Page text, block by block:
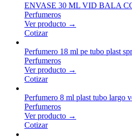
ENVASE 30 ML VID BALA
Perfumeros
Ver producto →
Cotizar
Perfumero 18 ml pe tubo plast
Perfumeros
Ver producto →
Cotizar
Perfumero 8 ml plast tubo largo
Perfumeros
Ver producto →
Cotizar